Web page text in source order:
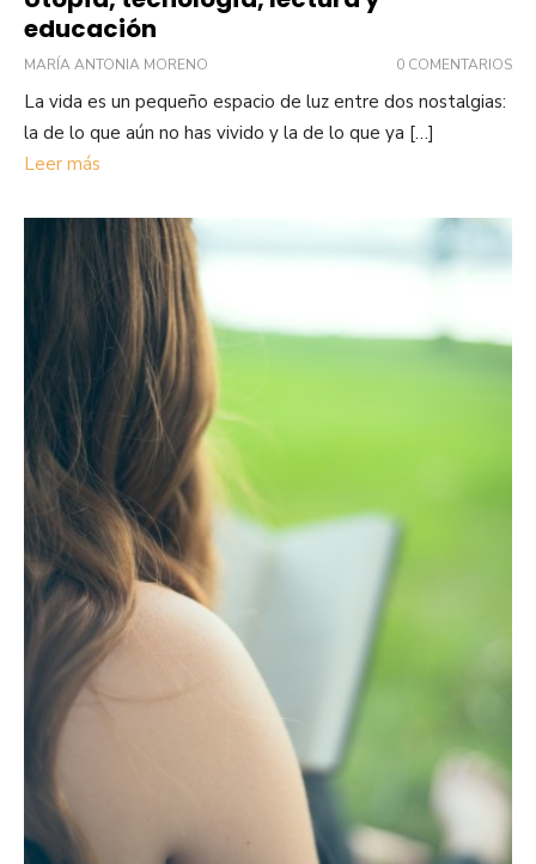
educación
MARÍA ANTONIA MORENO 0 COMENTARIOS
La vida es un pequeño espacio de luz entre dos nostalgias:
la de lo que aún no has vivido y la de lo que ya […]
Leer más